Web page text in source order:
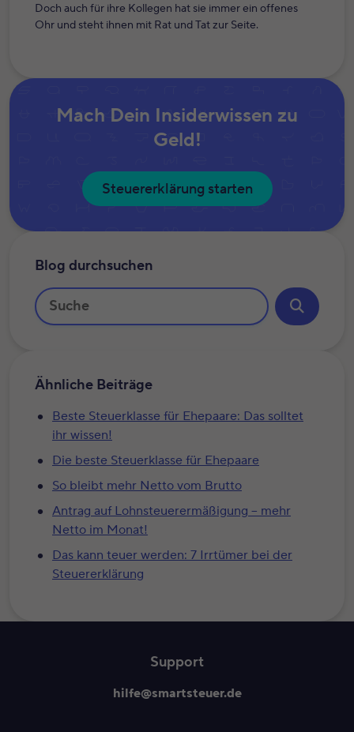
Doch auch für ihre Kollegen hat sie immer ein offenes
Ohr und steht ihnen mit Rat und Tat zur Seite.
Mach Dein Insiderwissen zu
Geld!
Steuererklärung starten
Blog durchsuchen
Ähnliche Beiträge
Beste Steuerklasse für Ehepaare: Das solltet
ihr wissen!
Die beste Steuerklasse für Ehepaare
So bleibt mehr Netto vom Brutto
Antrag auf Lohnsteuerermäßigung – mehr
Netto im Monat!
Das kann teuer werden: 7 Irrtümer bei der
Steuererklärung
Support
hilfe@smartsteuer.de